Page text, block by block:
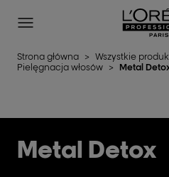
L'Oréal Professionnel Paris
Site Menu
Strona główna > Wszystkie
Pielęgnacja włosów > Metal
Metal Detox